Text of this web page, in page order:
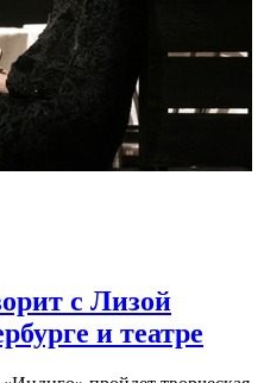
с Лизой
и театре